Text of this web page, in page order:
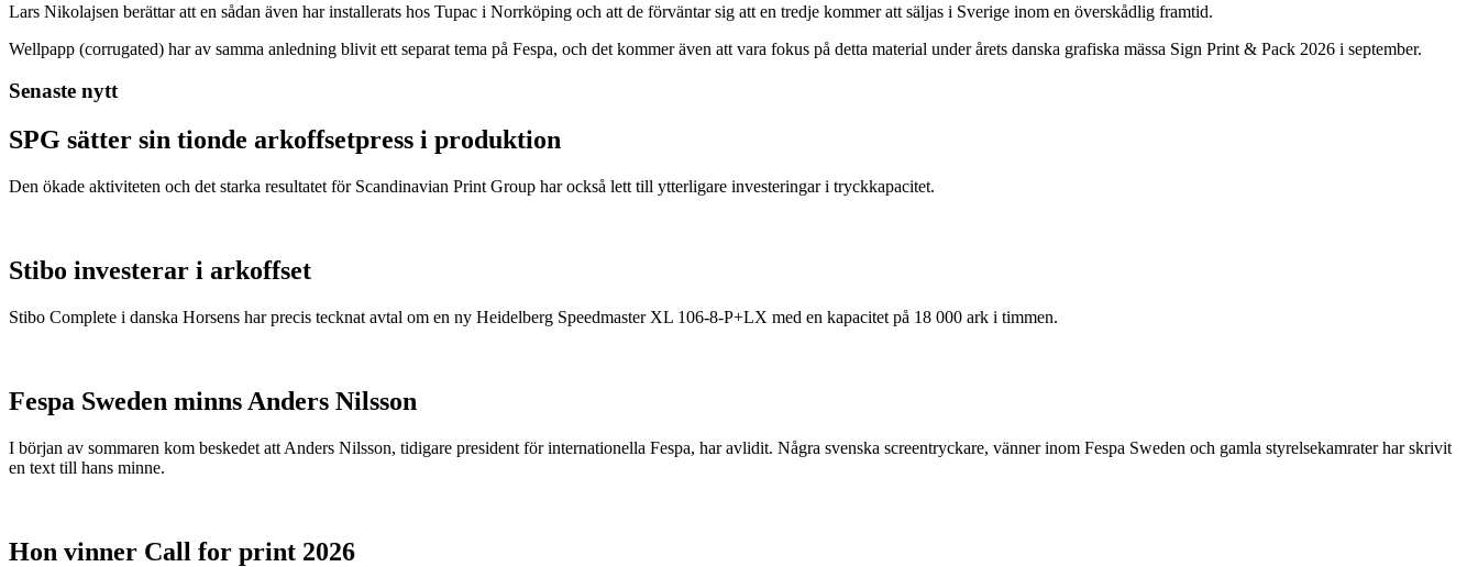
Lars Nikolajsen berättar att en sådan även har installerats hos Tupac i Norrköping och att de förväntar sig att en tredje kommer att säljas i Sverige inom en överskådlig framtid.
Wellpapp (corrugated) har av samma anledning blivit ett separat tema på Fespa, och det kommer även att vara fokus på detta material under årets danska grafiska mässa Sign Print & Pack 2026 i september.
Senaste nytt
SPG sätter sin tionde arkoffsetpress i produktion
Den ökade aktiviteten och det starka resultatet för Scandinavian Print Group har också lett till ytterligare investeringar i tryckkapacitet.
Stibo investerar i arkoffset
Stibo Complete i danska Horsens har precis tecknat avtal om en ny Heidelberg Speedmaster XL 106-8-P+LX med en kapacitet på 18 000 ark i timmen.
Fespa Sweden minns Anders Nilsson
I början av sommaren kom beskedet att Anders Nilsson, tidigare president för internationella Fespa, har avlidit. Några svenska screentryckare, vänner inom Fespa Sweden och gamla styrelsekamrater har skrivit
en text till hans minne.
Hon vinner Call for print 2026